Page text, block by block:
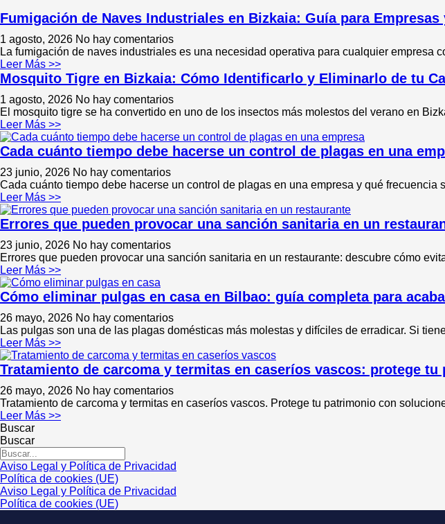
Fumigación de Naves Industriales en Bizkaia: Guía para Empresas
1 agosto, 2026 No hay comentarios
La fumigación de naves industriales es una necesidad operativa para cualquier empresa
Leer Más >>
Mosquito Tigre en Bizkaia: Cómo Identificarlo y Eliminarlo de tu
1 agosto, 2026 No hay comentarios
El mosquito tigre se ha convertido en uno de los insectos más molestos del verano en
Leer Más >>
Cada cuánto tiempo debe hacerse un control de plagas en una
23 junio, 2026 No hay comentarios
Cada cuánto tiempo debe hacerse un control de plagas en una empresa y qué
Leer Más >>
Errores que pueden provocar una sanción sanitaria en un
23 junio, 2026 No hay comentarios
Errores que pueden provocar una sanción sanitaria en un restaurante: descubre cómo
Leer Más >>
Cómo eliminar pulgas en casa en Bilbao: guía completa para
26 mayo, 2026 No hay comentarios
Las pulgas son una de las plagas domésticas más molestas y difíciles de erradicar. Si
Leer Más >>
Tratamiento de carcoma y termitas en caseríos vascos: protege tu
26 mayo, 2026 No hay comentarios
Tratamiento de carcoma y termitas en caseríos vascos. Protege tu patrimonio con
Leer Más >>
Buscar
Buscar
Aviso Legal y Política de Privacidad
Política de cookies (UE)
Aviso Legal y Política de Privacidad
Política de cookies (UE)